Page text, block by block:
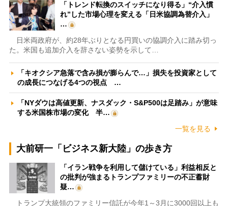
「トレンド転換のスイッチになり得る」“介入慣
れ”した市場心理を変える「日米協調為替介入」
…
日米両政府が、約28年ぶりとなる円買いの協調介入に踏み切っ
た。米国も追加介入を辞さない姿勢を示して…
「キオクシア急落で含み損が膨らんで…」損失を投資家として
の成長につなげる4つの視点 …
「NYダウは高値更新、ナスダック・S&P500は足踏み」が意味
する米国株市場の変化 半…
一覧を見る
大前研一「ビジネス新大陸」の歩き方
「イラン戦争を利用して儲けている」利益相反と
の批判が強まるトランプファミリーの不正蓄財
疑…
トランプ大統領のファミリー信託が今年1～3月に3000回以上も